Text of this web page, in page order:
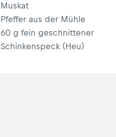
Muskat
Pfeffer aus der Mühle
60 g fein geschnittener
Schinkenspeck (Heu)